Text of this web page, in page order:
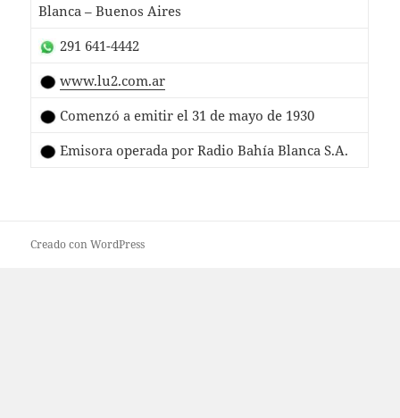
Blanca – Buenos Aires
291 641-4442
www.lu2.com.ar
Comenzó a emitir el 31 de mayo de 1930
Emisora operada por Radio Bahía Blanca S.A.
Creado con WordPress